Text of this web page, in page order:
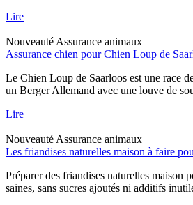
Lire
Nouveauté Assurance animaux
Assurance chien pour Chien Loup de
Le Chien Loup de Saarloos est une race
un Berger Allemand avec une louve de
Lire
Nouveauté Assurance animaux
Les friandises naturelles maison à faire
Préparer des friandises naturelles maison
saines, sans sucres ajoutés ni additifs